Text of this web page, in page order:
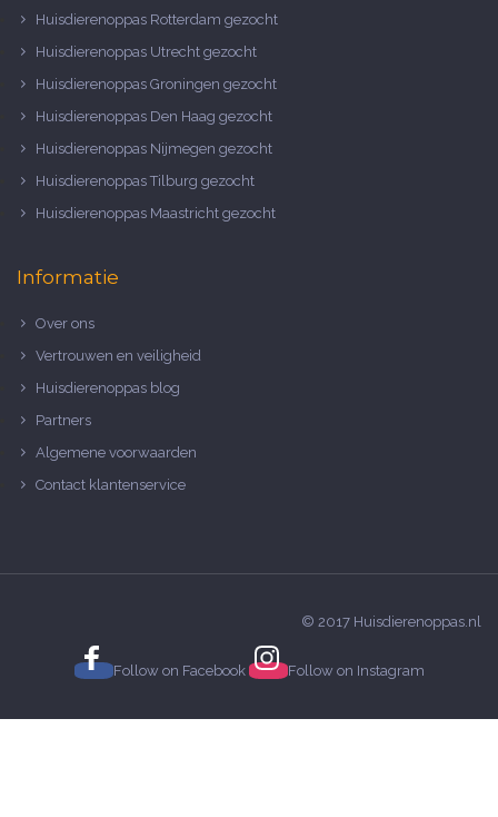
Huisdierenoppas Rotterdam gezocht
Huisdierenoppas Utrecht gezocht
Huisdierenoppas Groningen gezocht
Huisdierenoppas Den Haag gezocht
Huisdierenoppas Nijmegen gezocht
Huisdierenoppas Tilburg gezocht
Huisdierenoppas Maastricht gezocht
Informatie
Over ons
Vertrouwen en veiligheid
Huisdierenoppas blog
Partners
Algemene voorwaarden
Contact klantenservice
© 2017 Huisdierenoppas.nl
Follow on Facebook Follow on Instagram